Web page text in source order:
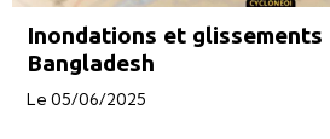
Inondations et glissements
Bangladesh
Le 05/06/2025